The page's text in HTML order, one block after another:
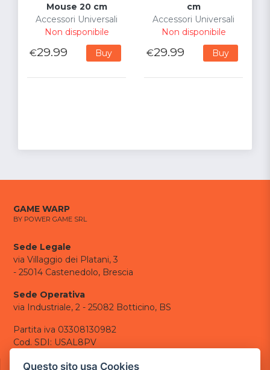
Mouse 20 cm
Accessori Universali
Non disponibile
€29.99 Buy
cm
Accessori Universali
Non disponibile
€29.99 Buy
GAME WARP
BY POWER GAME SRL
Sede Legale
via Villaggio dei Platani, 3
- 25014 Castenedolo, Brescia
Sede Operativa
via Industriale, 2 - 25082 Botticino, BS
Partita iva 03308130982
Cod. SDI: USAL8PV
CONTATTI
Questo sito usa Cookies